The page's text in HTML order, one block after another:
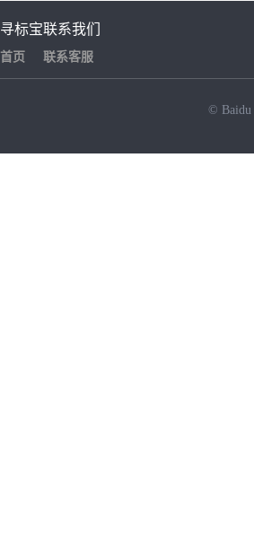
寻标宝
首页
联系我们
联系客服
© Baidu